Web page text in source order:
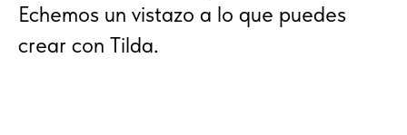
Echemos un vistazo a lo que puedes
crear con Tilda.